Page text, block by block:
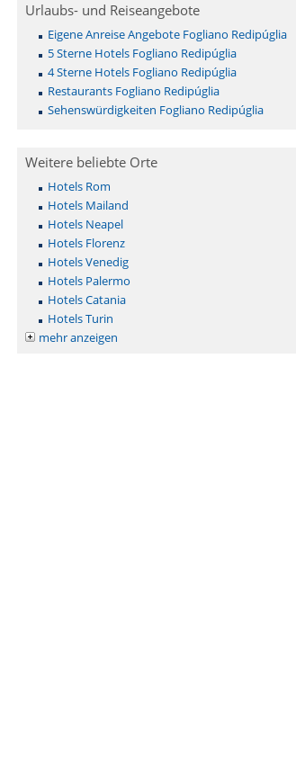
Urlaubs- und Reiseangebote
Eigene Anreise Angebote Fogliano Redipúglia
5 Sterne Hotels Fogliano Redipúglia
4 Sterne Hotels Fogliano Redipúglia
Restaurants Fogliano Redipúglia
Sehenswürdigkeiten Fogliano Redipúglia
Weitere beliebte Orte
Hotels Rom
Hotels Mailand
Hotels Neapel
Hotels Florenz
Hotels Venedig
Hotels Palermo
Hotels Catania
Hotels Turin
mehr anzeigen